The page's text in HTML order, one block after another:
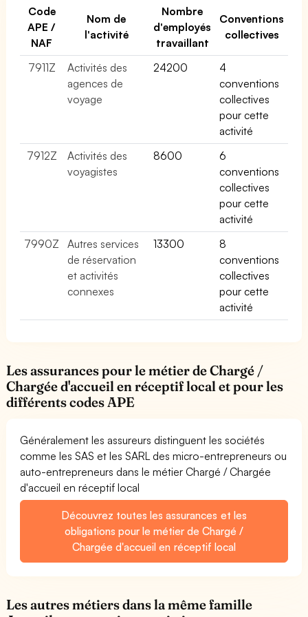
Code
APE /
NAF
Nom de
l'activité
Nombre
d'employés
travaillant
Conventions
collectives
7911Z
Activités des
agences de
voyage
24200
4
conventions
collectives
pour cette
activité
7912Z
Activités des
voyagistes
8600
6
conventions
collectives
pour cette
activité
7990Z
Autres services
de réservation
et activités
connexes
13300
8
conventions
collectives
pour cette
activité
Les assurances pour le métier de Chargé /
Chargée d'accueil en réceptif local et pour les
différents codes APE
Généralement les assureurs distinguent les sociétés
comme les SAS et les SARL des micro-entrepreneurs ou
auto-entrepreneurs dans le métier Chargé / Chargée
d'accueil en réceptif local
Découvrez toutes les assurances et les
obligations pour le métier de Chargé /
Chargée d'accueil en réceptif local
Les autres métiers dans la même famille